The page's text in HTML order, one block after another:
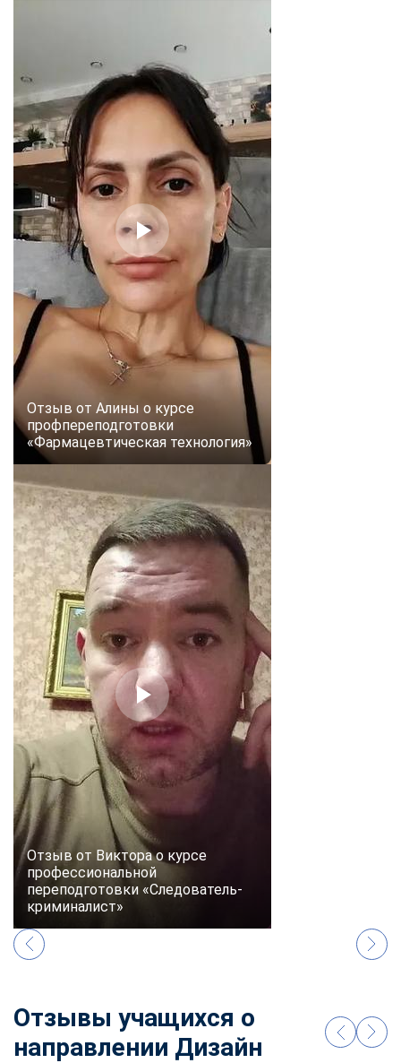
Отзыв от Алины о курсе
профпереподготовки
«Фармацевтическая технология»
Отзыв от Виктора о курсе
профессиональной
переподготовки «Следователь-
криминалист»
Отзывы учащихся о
направлении Дизайн